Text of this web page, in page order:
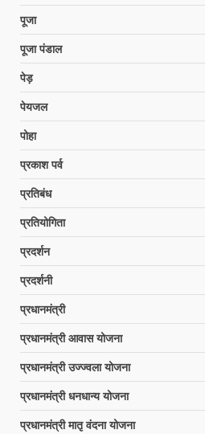
पूजा
पूजा पंडाल
पेड़
पेयजल
पोहा
प्रकाश पर्व
प्रतिबंध
प्रतियोगिता
प्रदर्शन
प्रदर्शनी
प्रधानमंत्री
प्रधानमंत्री आवास योजना
प्रधानमंत्री उज्ज्वला योजना
प्रधानमंत्री धनधान्य योजना
प्रधानमंत्री मातृ वंदना योजना